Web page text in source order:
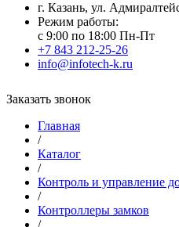
г. Казань, ул.
Режим работы:
с 9:00 по 18:00 Пн-Пт
+7 843 212-25-26
info@infotech-k.ru
Заказать звонок
Главная
/
Каталог
/
Контроль и управление
/
Контроллеры замков
/